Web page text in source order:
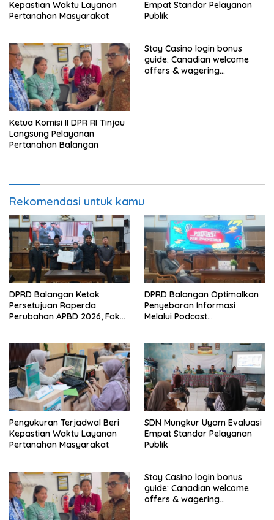
Kepastian Waktu Layanan
Pertanahan Masyarakat
Empat Standar Pelayanan
Publik
Ketua Komisi II DPR RI Tinjau
Langsung Pelayanan
Pertanahan Balangan
Stay Casino login bonus
guide: Canadian welcome
offers & wagering
Rekomendasi untuk kamu
DPRD Balangan Ketok
Persetujuan Raperda
Perubahan APBD 2026, Fokus
DPRD Balangan Optimalkan
Penyebaran Informasi
Melalui Podcast
Pengukuran Terjadwal Beri
Kepastian Waktu Layanan
Pertanahan Masyarakat
SDN Mungkur Uyam Evaluasi
Empat Standar Pelayanan
Publik
Stay Casino login bonus
guide: Canadian welcome
offers & wagering